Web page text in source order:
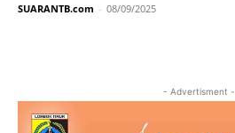
SUARANTB.com - 08/09/2025
- Advertisment -